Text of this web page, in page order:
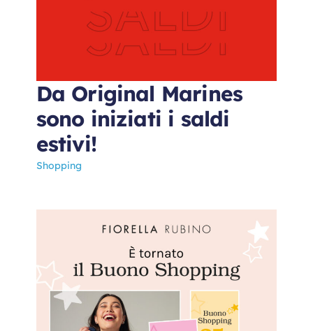
Da Original Marines
sono iniziati i saldi
estivi!
Shopping